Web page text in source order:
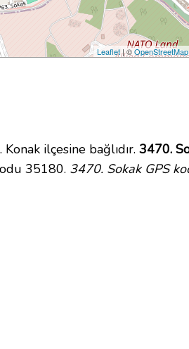
Leaflet| ©OpenStreetMap
ilçesine bağlıdır. 3470.
35180. 3470. Sokak GPS